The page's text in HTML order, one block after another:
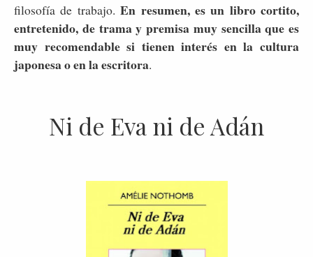
filosofía de trabajo.En resumen, es un libro cortito,
entretenido, de trama y premisa muy sencilla que es
muy recomendable si tienen interés en la cultura
japonesa o en la escritora.
Ni de Eva ni de Adán